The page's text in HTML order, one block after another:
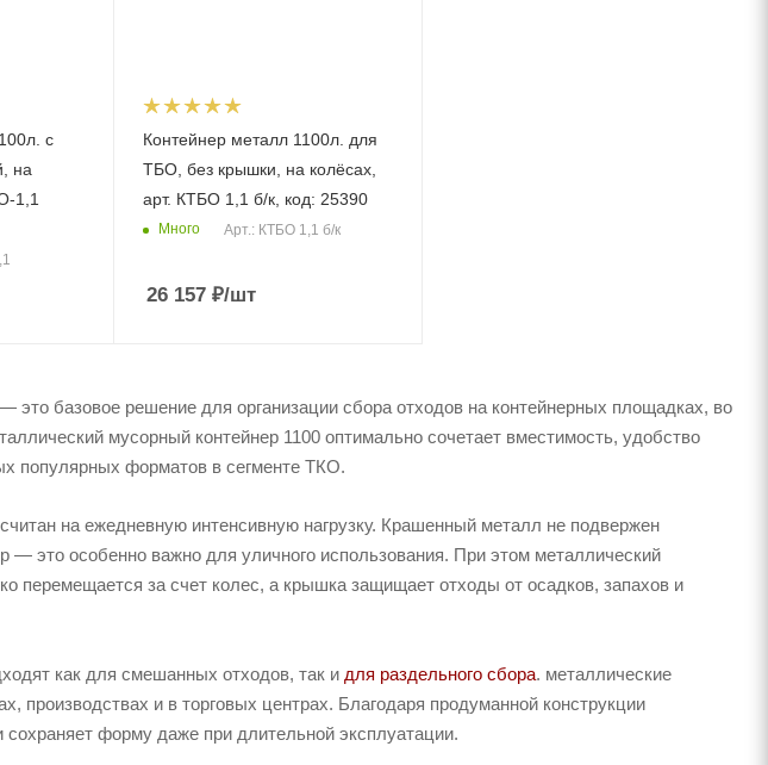
с
на
1,1
Контейнер металл 1100л. для
ТБО, без крышки, на колёсах,
арт. КТБО 1,1 б/к, код: 25390
Много Арт.: КТБО 1,1 б/к
26 157₽/шт
базовое решение для организации сбора отходов на контейнерных площадках, во
мусорный контейнер 1100 оптимально сочетает вместимость, удобство
популярных форматов в сегменте ТКО.
на ежедневную интенсивную нагрузку. Крашенный металл не подвержен
— это особенно важно для уличного использования. При этом металлический
перемещается за счет колес, а крышка защищает отходы от осадков, запахов и
как для смешанных отходов, так и для раздельного сбора. металлические
и в торговых центрах. Благодаря продуманной конструкции
форму даже при длительной эксплуатации.